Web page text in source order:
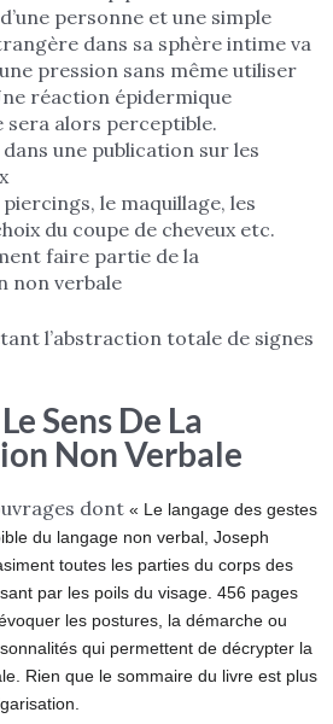
personne et une simple
dans sa sphère intime va
pression sans même utiliser
réaction épidermique
alors perceptible.
une publication sur les
le maquillage, les
du coupe de cheveux etc.
faire partie de la
non verbale
l’abstraction totale de signes
Sens De La
Non Verbale
dont « Le langage des gestes
du langage non verbal, Joseph
toutes les parties du corps des
par les poils du visage. 456 pages
les postures, la démarche ou
qui permettent de décrypter la
Rien que le sommaire du livre est plus